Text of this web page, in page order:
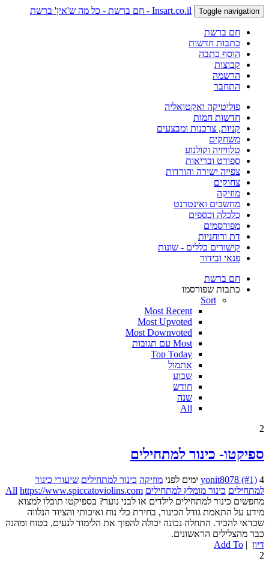
Toggle navigation Insart.co.il - חם ברשת - כל מה ש'אין' ברשת
חם ברשת
כתבות חדשות
הוסף כתבה
קבוצות
הרשמה
התחבר
פוליטיקה ואקטואליה
חדשות חמות
קניות, צרכנות ומבצעים
משחקים
טלוויזיה וקולנוע
ספורט ובריאות
צפייה ישירה והורדות
צחוקים
מוזיקה
מחשבים ואינטרנט
כלכלה וכספים
מפורסמים
דת ורוחניות
קישורים כללים - שונות
פנאי ובידור
חם ברשת
כתבות שפורסמו
Sort
Most Recent
Most Upvoted
Most Downvoted
Most עם תגובות
Top Today
אתמול
שבוע
חודש
שנה
All
2
ספיקטו- כינור למתחילים
yonit8078 (#1) 4 ימים לפני מוזיקה כינור למתחילים שיעורי כינור
למתחילים כינור מומלץ למתחילים All https://www.spiccatoviolins.com
מחפשים כינור למתחילים לילדים או לבני נוער? בספיקטו תוכלו למצוא
מידע על התאמת גודל הכינור, בחירת כלי נוח ואיכותי והציוד הנלווה
שכדאי להכיר. התחלה נכונה יכולה להפוך את הלימוד לנעים, בטוח ומהנה
כבר מהצלילים הראשונים.
דיון |
Add To
2